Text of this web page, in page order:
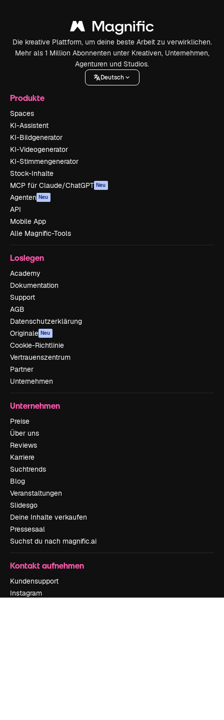
Die kreative Plattform, um deine beste Arbeit zu verwirklichen.
Mehr als 1 Million Abonnenten unter Kreativen, Unternehmen,
Agenturen und Studios.
Deutsch
Produkte
Spaces
KI-Assistent
KI-Bildgenerator
KI-Videogenerator
KI-Stimmengenerator
Stock-Inhalte
MCP für Claude/ChatGPT Neu
Agenten Neu
API
Mobile App
Alle Magnific-Tools
Loslegen
Academy
Dokumentation
Support
AGB
Datenschutzerklärung
Originale Neu
Cookie-Richtlinie
Vertrauenszentrum
Partner
Unternehmen
Unternehmen
Preise
Über uns
Reviews
Karriere
Suchtrends
Blog
Veranstaltungen
Slidesgo
Deine Inhalte verkaufen
Pressesaal
Suchst du nach magnific.ai
Kontakt aufnehmen
Kundensupport
Instagram